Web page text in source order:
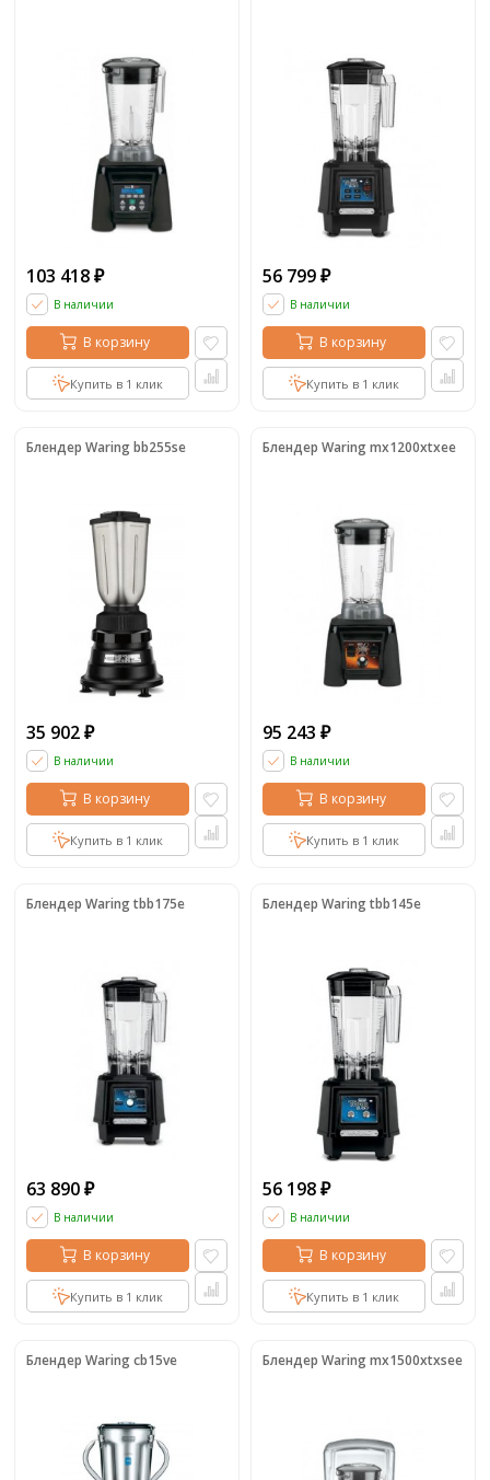
103 418 ₽
В наличии
В корзину
Купить в 1 клик
56 799 ₽
В наличии
В корзину
Купить в 1 клик
Блендер Waring bb255se
35 902 ₽
В наличии
В корзину
Купить в 1 клик
Блендер Waring mx1200xtxee
95 243 ₽
В наличии
В корзину
Купить в 1 клик
Блендер Waring tbb175e
63 890 ₽
В наличии
В корзину
Купить в 1 клик
Блендер Waring tbb145e
56 198 ₽
В наличии
В корзину
Купить в 1 клик
Блендер Waring cb15ve Блендер Waring mx1500xtxsee